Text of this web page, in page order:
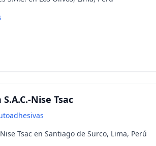
Nise Tsac
Tsac en Santiago de Surco, Lima, Perú